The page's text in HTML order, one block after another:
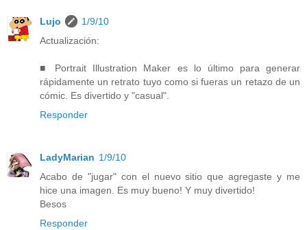
Lujo
1/9/10
Actualización:
■ Portrait Illustration Maker es lo último para generar
rápidamente un retrato tuyo como si fueras un retazo de un
cómic. Es divertido y "casual".
Responder
LadyMarian 1/9/10
Acabo de "jugar" con el nuevo sitio que agregaste y me
hice una imagen. Es muy bueno! Y muy divertido!
Besos
Responder